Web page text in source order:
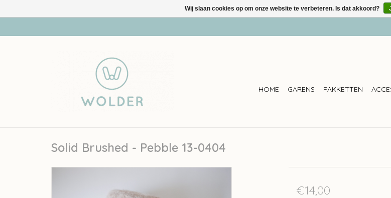
HOME GARENS PAKKETTEN
Solid Brushed - Pebble 13-0404
€14,00
Wij slaan cookies op om onze website te verbeteren. Is dat akkoord?